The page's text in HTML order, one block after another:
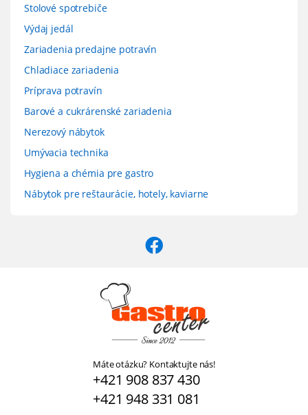
Stolové spotrebiče
Výdaj jedál
Zariadenia predajne potravín
Chladiace zariadenia
Príprava potravín
Barové a cukrárenské zariadenia
Nerezový nábytok
Umývacia technika
Hygiena a chémia pre gastro
Nábytok pre reštaurácie, hotely, kaviarne
Máte otázku? Kontaktujte nás!
+421 908 837 430
+421 948 331 081